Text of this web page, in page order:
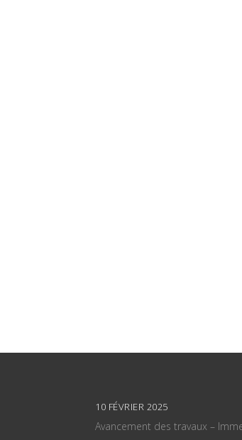
10 FÉVRIER 2025
Avancement des travaux –